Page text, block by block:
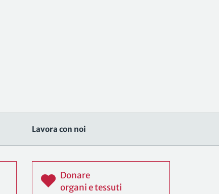
Lavora con noi
Donare
organi e tessuti